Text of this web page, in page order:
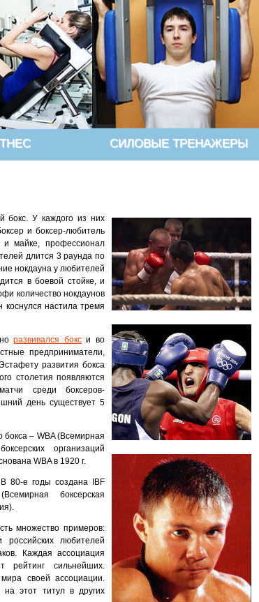
СИЛОВЫЕ ТРЕНАЖЕРЫ
бокс. У каждого из них
и боксер-любитель
майке, профессионал
длится 3 раунда по
нокдауна у любителей
в боевой стойке, и
количество нокдаунов
настила тремя
развивался бокси во
предприниматели,
развития бокса
столетия появляются
среди боксеров-
день существует 5
– WBA (Всемирная
организаций
WBA в 1920 г.
80-е годы создана IBF
боксерская
множество примеров:
любителей
Каждая ассоциация
рейтинг сильнейших.
своей ассоциации.
этот титул в других